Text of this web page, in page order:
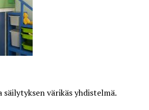
säilytyksen värikäs yhdistelmä.